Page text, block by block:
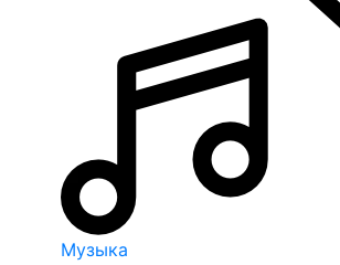
Музыка